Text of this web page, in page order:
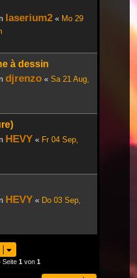
laserium2 « Mo 29
à dessin
djrenzo « Sa 21 Aug,
HEVY « Fr 04 Sep,
HEVY « Do 03 Sep,
Seite 1 von 1